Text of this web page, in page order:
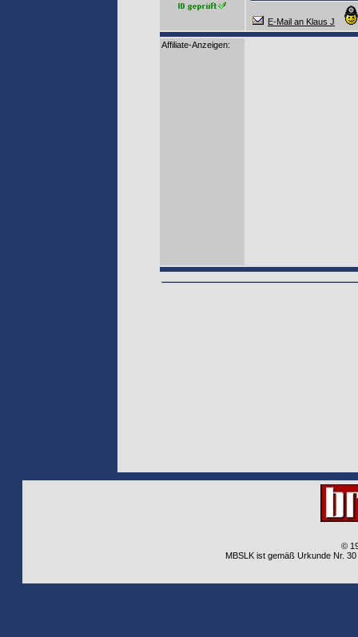
E-Mail an Klaus J
Affiliate-Anzeigen:
©
MBSLK ist gemäß Urkunde Nr.